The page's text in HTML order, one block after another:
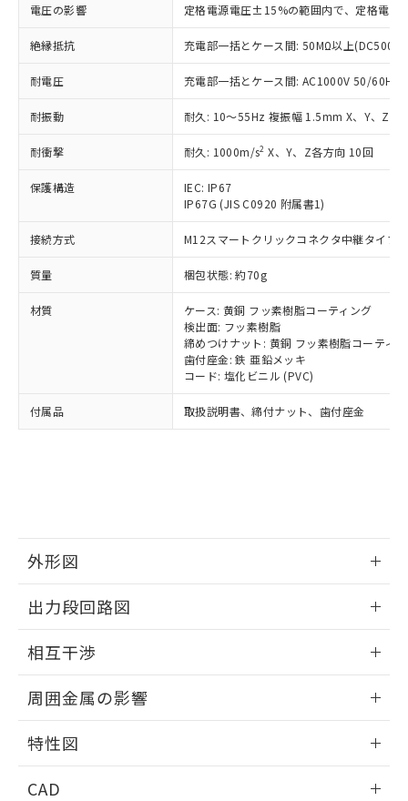
電圧の影響 定格電源電圧±15%の範囲内で、定格電
絶縁抵抗 充電部一括とケース間: 50MΩ以上(DC500V
耐電圧 充電部一括とケース間: AC1000V 50/60Hz
耐振動 耐久: 10～55Hz 複振幅 1.5mm X、Y、Z各
耐衝撃 耐久: 1000m/s2 X、Y、Z各方向 10回
保護構造
IEC: IP67
IP67G (JIS C0920 附属書1)
接続方式 M12スマートクリックコネクタ中継タイプ
質量 梱包状態: 約70g
材質
ケース: 黄銅 フッ素樹脂コーティング
検出面: フッ素樹脂
締めつけナット: 黄銅 フッ素樹脂コーティ
歯付座金: 鉄 亜鉛メッキ
コード: 塩化ビニル (PVC)
付属品 取扱説明書、締付ナット、歯付座金
外形図
外形図
出力段回路図
出力段回路図
相互干渉
相互干渉
周囲金属の影響
周囲金属の影響
特性図
CAD
ことをご了承ください。
在庫状況および標準価格照会結果は、
記載している更新日時点での社内デー
タに基づき作成されるものであり、閲
覧された時点での実際の在庫および標
準価格とは異なる場合があることをご
了承ください。
正式な納期状況および標準価格はお客
様のお取引先、またはお客様担当のオ
ムロン制御機器販売店・当社販売員に
ご相談ください。
オムロン制御機器販売店や当社販売拠
販売ネットワーク
」をご確認
在庫状況および標準価格結果を当社の
事前の承諾なく第三者に漏洩または開
示しないようお願いします。
マイパーツ機能（部品リスト作成サー
ビス）をご利用いただくには、I-Web
メンバーズにご登録されている必要が
お客様が当ウェブサイト上で当社にご
登録された部品リストについて、当社
指します。
*EU RoHS指令（10物質）：
鉛(Pb) 1000ppm以下、 水銀(Hg) 1000ppm以下、 カド
ミウム(Cd) 100ppm以下、
六価クロム(Cr(Ⅵ)) 1000ppm以下、ポリ臭化ビフェニル
類(PBB) 1000ppm以下、ポリ臭化ジフェニルエーテル類
ル) (DEHP)(別名：DOP) 1000ppm以下、フタル酸ブチ
ルベンジル（BBP） 1000ppm以下、フタル酸ジブチル
（DBP） 1000ppm以下、フタル酸ジイソブチル
(DIBP) 1000ppm以下
但し、RoHS指令で産業用監視および制御機器に対する
フタル酸エステル類の４物質については閾値を超える意
図的な使用がないことを確認しています。
※2 対応予定月
部品在庫の切り替え状況などにより、予定
月が前後することがあります。
※3 非含有証明書ダウンロード
51物質の非含有証明書（当社基準）
※本証明書は発行日時点で非含有を証明す
ものではありません。
また、RoHS指令のフタル酸エステル類４
物質の対応では、対応完了までの期間は出
荷製品に未対応品が混在することから備考
欄に対応日を記載しておりました。
既に当社にて対応品への在庫切替を完了
す。
「－」：未確認です。当社販売部門へお問
い合わせください。
*中国RoHS10物質の基準値 (GB/T26572)：
Pb(鉛) :1000ppm、 Hg(水銀) : 1000ppm、 Cd(カドミウ
Cr(Ⅵ)(六価クロム) : 1000ppm、 PBBs(ポリ臭化ビフェ
ニル類) : 1000ppm、 PBDEs(ポリ臭化ジフェニルエーテ
DBP(フタル酸ジブチル) : 1000ppm、 DIBP(フタル酸ジ
イソブチル) : 1000ppm、 BBP(フタル酸ブチルベンジ
ル) : 1000ppm、
DEHP(フタル酸ビス(2-エチルヘキシル)) : 1000ppm
※2 環境保護使用期限
「ｅ」：有害物質（10物質）のすべてが基
準値以下であることを示します。
「10」：通常の使用状況下において有害物
質が外部に漏えいし、環境に深刻な影響を
及ぼさない年数を意味します。
「－」：未確認です。当社販売部門へお問
い合わせください。
当社は、これら貴社製品のうち、外国
為替および外国貿易法に定める商品
（以下｢規制貨物等」という）を輸出
または国外への提供する場合は、日本
国政府の輸出許可(または役務取引許
可)を取得するなどの必要な手続きを
当社は規制貨物を破棄する場合は、完
全に破砕するなど、違法に輸出されな
当社は貴社製品を、核兵器、ミサイ
ル、化学兵器、生物兵器またはその他
武器並びにこれらの製造装置等に一切
使用いたしません。
当社は、貴社製品を第三者に販売する
場合は、上記1、2および3の内容を当
該第三者に通知します。また当社は、
販売先および販売に係わる関係者が違
法に輸出するおそれがある場合は、取
り引きをいたしません。
一定数以上の在庫あり
一定数には満たないが在庫あり
在庫なし(最新の在庫状況につ
いては、お客様のお取引先、ま
たはお客様担当のオムロン制御
機器販売店・当社販売員にご確
認ください)
受注生産機種、また在庫状況の
情報を公開していない機種